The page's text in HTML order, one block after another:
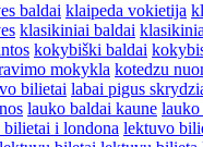
baldai klaipeda vokietija
klasikiniai baldai
kokybiški baldai
mokykla kotedzu
bilietai labai pigus
lauko baldai kaune lauko
i londona lektuvo